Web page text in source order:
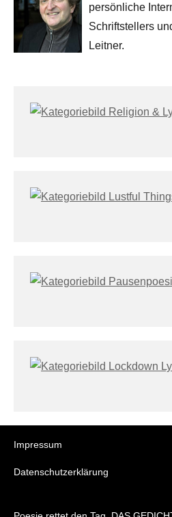
persönliche
Schriftstellers
Leitner.
Impressum
Datenschutzerklärung